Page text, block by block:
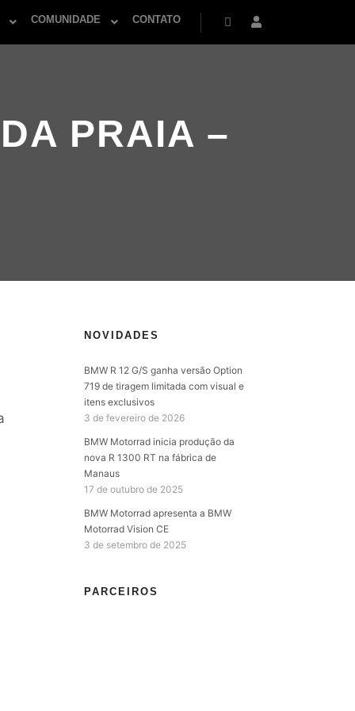
COMUNIDADE CONTATO
PesquisaMais informações
PRAIA –
NOVIDADES
BMW R 12 G/S ganha versão Option
719 de tiragem limitada com visual e
itens exclusivos
3 de fevereiro de 2026
BMW Motorrad inicia produção da
nova R 1300 RT na fábrica de
Manaus
17 de outubro de 2025
BMW Motorrad apresenta a BMW
Motorrad Vision CE
3 de setembro de 2025
PARCEIROS